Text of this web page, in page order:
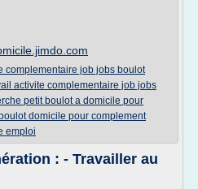
complementaire job jobs boulot
activite complementaire job jobs
petit boulot a domicile pour
domicile pour complement
emploi
: - Travailler au